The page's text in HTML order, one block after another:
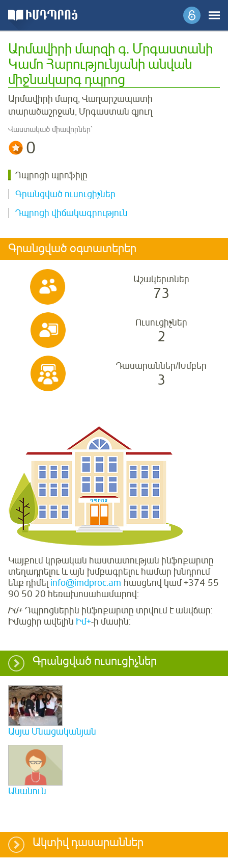
Արմավիրի մարզի գ. Մրգաստանի
Կամո Հարությունյանի անվան
միջնակարգ դպրոց
Արմավիրի մարզ, Վաղարշապատի
տարածաշրջան, Մրգաստան գյուղ
Վաստակած միավորներ՝
0
Դպրոցի պրոֆիլը
Գրանցված ուսուցիչներ
Դպրոցի վիճակագրություն
Գրանցված օգտատերեր
Աշակերտներ
73
Ուսուցիչներ
2
Դասարաններ/Խմբեր
3
Կայքում կրթական հաստատության ինֆոքարտը
տեղադրելու և այն խմբագրելու համար խնդրում
ենք դիմել info@imdproc.am հասցեով կամ +374 55
90 50 20 հեռախոսահամարով:
Իմ+Դպրոցներին ինֆոքարտը տրվում է անվճար:
Իմացիր ավելին Իմ+-ի մասին:
Գրանցված ուսուցիչներ
Ասյա Մնացականյան
Անանուն
Ակտիվ դասարաններ